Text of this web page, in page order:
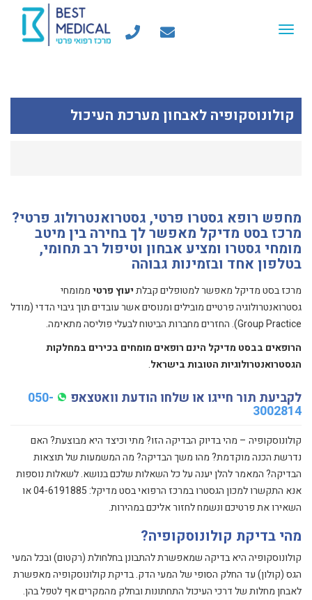
Toggle
קולונוסקופיה לאבחון מערכת העיכול
מחפש רופא גסטרו פרטי, גסטרואנטרולוג פרטי?
מרכז בסט מדיקל מאפשר לך בחירה בין מיטב
מומחי גסטרו ומציע אבחון וטיפול רב תחומי,
בטלפון אחד ובזמינות גבוהה
מרכז בסט מדיקל מאפשר למטופלים קבלתיעוץ פרטיממומחי
גסטרואנטרולוגיה פרטיים מובילים ומנוסים אשר עובדים תוך גיבוי הדדי (מודל
Group Practice). החזרים מחברות הביטוח לבעלי פוליסה מתאימה.
הרופאים בבסט מדיקל הינם רופאים מומחים בכירים במחלקות
הגסטרואנטרולוגיות הטובות בישראל.
לקביעת תור חייגו או שלחו הודעת וואטצאפ 050-
3002814
קולונוסקופיה – מהי בדיוק הבדיקה הזו? מתי וכיצד היא מבוצעת? האם
נדרשת הכנה מוקדמת? מהו משך הבדיקה? מה המשמעות של תוצאות
הבדיקה? המאמר להלן יענה על כל השאלות שלכם בנושא. לשאלות נוספות
אנא התקשרו למכון הגסטרו במרכז הרפואי בסט מדיקל: 04-6191885 או
השאירו את פרטיכם ונשמח לחזור אליכם במהירות.
מהי בדיקת קולונוסקופיה?
קולונוסקופיה היא בדיקה שמאפשרת להתבונן בחלחולת (רקטום) ובכל המעי
הגס (קולון) עד החלק הסופי של המעי הדק. בדיקת קולונוסקופיה מאפשרת
לאבחן מחלות של דרכי העיכול התחתונות ובחלק מהמקרים אף לטפל בהן.